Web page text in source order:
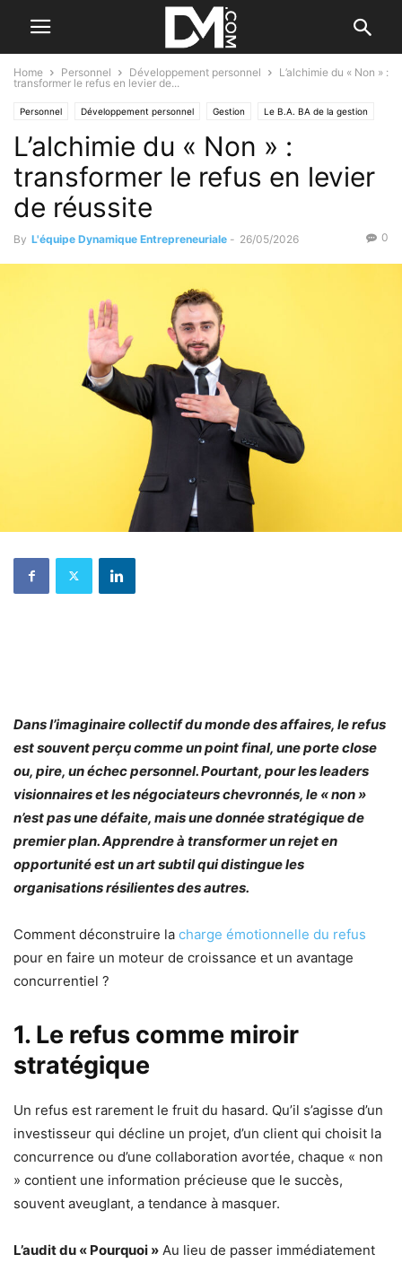
Home Personnel Développement personnel
L’alchimie du « Non » :
transformer le refus en levier de...
Personnel Développement personnel Gestion Le B.A. BA de la gestion
Les difficultés
L’alchimie du « Non » :
transformer le refus en levier
de réussite
By L'équipe Dynamique Entrepreneuriale - 26/05/2026 0
Dans l’imaginaire collectif du monde des affaires, le refus
est souvent perçu comme un point final, une porte close
ou, pire, un échec personnel. Pourtant, pour les leaders
visionnaires et les négociateurs chevronnés, le « non »
n’est pas une défaite, mais une donnée stratégique de
premier plan. Apprendre à transformer un rejet en
opportunité est un art subtil qui distingue les
organisations résilientes des autres.
Comment déconstruire la charge émotionnelle du refus
pour en faire un moteur de croissance et un avantage
concurrentiel ?
1. Le refus comme miroir
stratégique
Un refus est rarement le fruit du hasard. Qu’il s’agisse d’un
investisseur qui décline un projet, d’un client qui choisit la
concurrence ou d’une collaboration avortée, chaque « non
» contient une information précieuse que le succès,
souvent aveuglant, a tendance à masquer.
L’audit du « Pourquoi » Au lieu de passer immédiatement